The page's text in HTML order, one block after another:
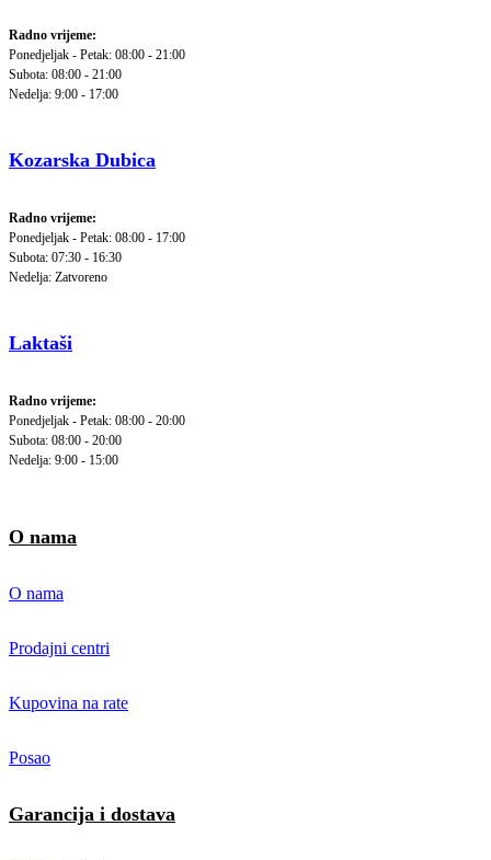
Radno vrijeme:
Ponedjeljak - Petak: 08:00 - 21:00
Subota: 08:00 - 21:00
Nedelja: 9:00 - 17:00
Kozarska Dubica
Radno vrijeme:
Ponedjeljak - Petak: 08:00 - 17:00
Subota: 07:30 - 16:30
Nedelja: Zatvoreno
Laktaši
Radno vrijeme:
Ponedjeljak - Petak: 08:00 - 20:00
Subota: 08:00 - 20:00
Nedelja: 9:00 - 15:00
O nama
O nama
Prodajni centri
Kupovina na rate
Posao
Garancija i dostava